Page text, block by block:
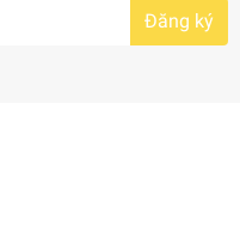
Đăng ký